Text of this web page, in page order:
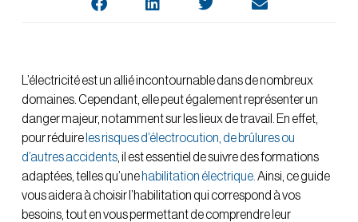
L’électricité est un allié incontournable dans de nombreux
domaines. Cependant, elle peut également représenter un
danger majeur, notamment sur les lieux de travail. En effet,
pour réduire les risques d’électrocution, de brûlures ou
d’autres accidents, il est essentiel de suivre des formations
adaptées, telles qu’une habilitation électrique. Ainsi, ce guide
vous aidera à choisir l’habilitation qui correspond à vos
besoins, tout en vous permettant de comprendre leur